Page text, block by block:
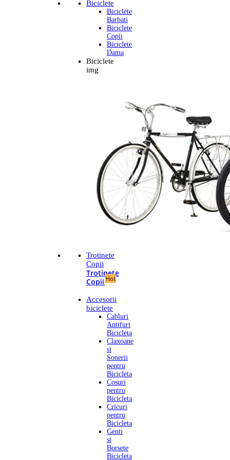
Biciclete
Biciclete
Barbati
Biciclete
Copii
Biciclete
Dama
Biciclete
img
Trotinete
Copii
Trotinete
Copii Hot
Accesorii
biciclete
Cabluri
Antifurt
Bicicleta
Claxoane
si
Sonerii
pentru
Bicicleta
Cosuri
pentru
Bicicleta
Cricuri
pentru
Bicicleta
Genti
si
Borsete
Bicicleta